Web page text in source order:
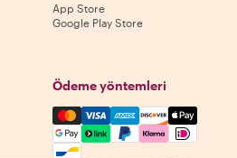
App Store
Google Play Store
Ödeme yöntemleri
Mastercard, Visa, Amex,